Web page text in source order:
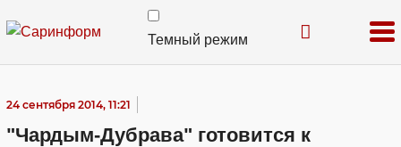
Темный режим
24 сентября 2014, 11:21
"Чардым-Дубрава" готовится к